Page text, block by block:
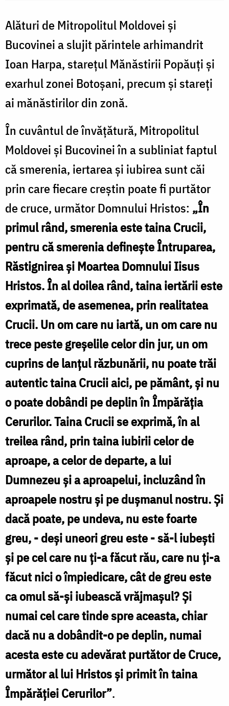
Alături de Mitropolitul Moldovei și
Bucovinei a slujit părintele arhimandrit
Ioan Harpa, stareţul Mănăstirii Popăuţi şi
exarhul zonei Botoşani, precum și stareți
ai mănăstirilor din zonă.
În cuvântul de învățătură, Mitropolitul
Moldovei și Bucovinei în a subliniat faptul
că smerenia, iertarea și iubirea sunt căi
prin care fiecare creștin poate fi purtător
de cruce, următor Domnului Hristos: „În
primul rând, smerenia este taina Crucii,
pentru că smerenia definește Întruparea,
Răstignirea și Moartea Domnului Iisus
Hristos. În al doilea rând, taina iertării este
exprimată, de asemenea, prin realitatea
Crucii. Un om care nu iartă, un om care nu
trece peste greșelile celor din jur, un om
cuprins de lanțul răzbunării, nu poate trăi
autentic taina Crucii aici, pe pământ, și nu
o poate dobândi pe deplin în Împărăția
Cerurilor. Taina Crucii se exprimă, în al
treilea rând, prin taina iubirii celor de
aproape, a celor de departe, a lui
Dumnezeu și a aproapelui, incluzând în
aproapele nostru și pe dușmanul nostru. Și
dacă poate, pe undeva, nu este foarte
greu, - deși uneori greu este - să-l iubești
și pe cel care nu ți-a făcut rău, care nu ți-a
făcut nici o împiedicare, cât de greu este
ca omul să-și iubească vrăjmașul? Și
numai cel care tinde spre aceasta, chiar
dacă nu a dobândit-o pe deplin, numai
acesta este cu adevărat purtător de Cruce,
următor al lui Hristos și primit în taina
Împărăției Cerurilor”.